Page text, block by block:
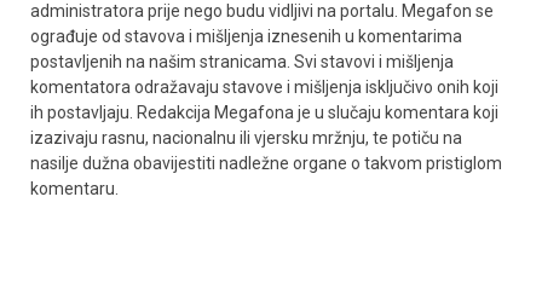
administratora prije nego budu vidljivi na portalu. Megafon se
ograđuje od stavova i mišljenja iznesenih u komentarima
postavljenih na našim stranicama. Svi stavovi i mišljenja
komentatora odražavaju stavove i mišljenja isključivo onih koji
ih postavljaju. Redakcija Megafona je u slučaju komentara koji
izazivaju rasnu, nacionalnu ili vjersku mržnju, te potiču na
nasilje dužna obavijestiti nadležne organe o takvom pristiglom
komentaru.